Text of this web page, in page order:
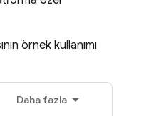
örnek kullanımı
Daha fazla